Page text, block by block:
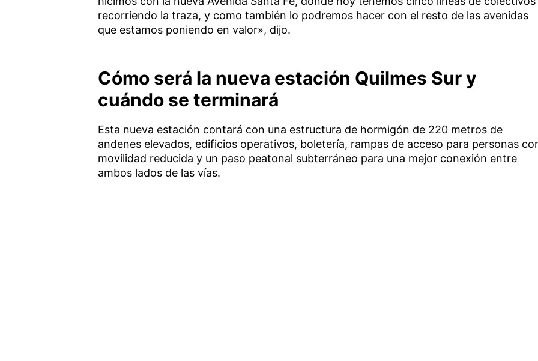
recorriendo la traza, y como también lo podremos hacer con el resto de las avenidas
que estamos poniendo en valor», dijo.
Cómo será la nueva estación Quilmes Sur y
cuándo se terminará
Esta nueva estación contará con una estructura de hormigón de 220 metros de
andenes elevados, edificios operativos, boletería, rampas de acceso para personas
movilidad reducida y un paso peatonal subterráneo para una mejor conexión entre
ambos lados de las vías.